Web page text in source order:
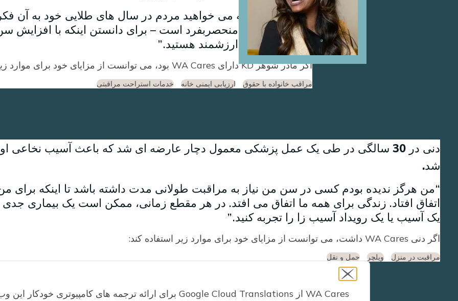
یک برنامه واقعا منحصربفرد است – برای دانستن اینکه با افزایش
می شود و هنوز ارزشمند هستید.
اگر مادر شوهر KD دارای WA Cares بود، می توانست از مزایای خود برای موارد زیر استفاده کند:
مراقب خانواده با حقوق ارزیابی ایمنی خانه خدمات استراحت مراقبتی
دنی در 30 سالگی در طی یک عمل پزشکی معمول دچار عارضه ای شد که باعث آسیب نخاعی او
شد.
من هرگز ندیده بودم کسی در سن من نیاز به مراقبت طولانی مدت داشته باشد تا اینکه برای
اتفاق افتاد. زندگی برای همه ما اتفاق می افتد. در هر مقطع زمانی، ممکن است یک بیماری جدی
یک آسیب یا یک رویداد آسیب زا را تجربه کنید.
اگر دنی WA Cares داشت، می توانست از مزایای خود برای موارد زیر استفاده کند:
مراقبت در منزل ویلچر حمل و نقل
ImageWA Cares از Google Cloud Translations برای ارائه ترجمه های کامپیوتری خودکار این وب سایت استفاده می کند.